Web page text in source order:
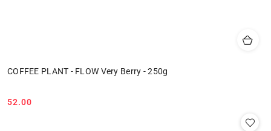
COFFEE PLANT - FLOW Very Berry - 250g
Cena:
52.00